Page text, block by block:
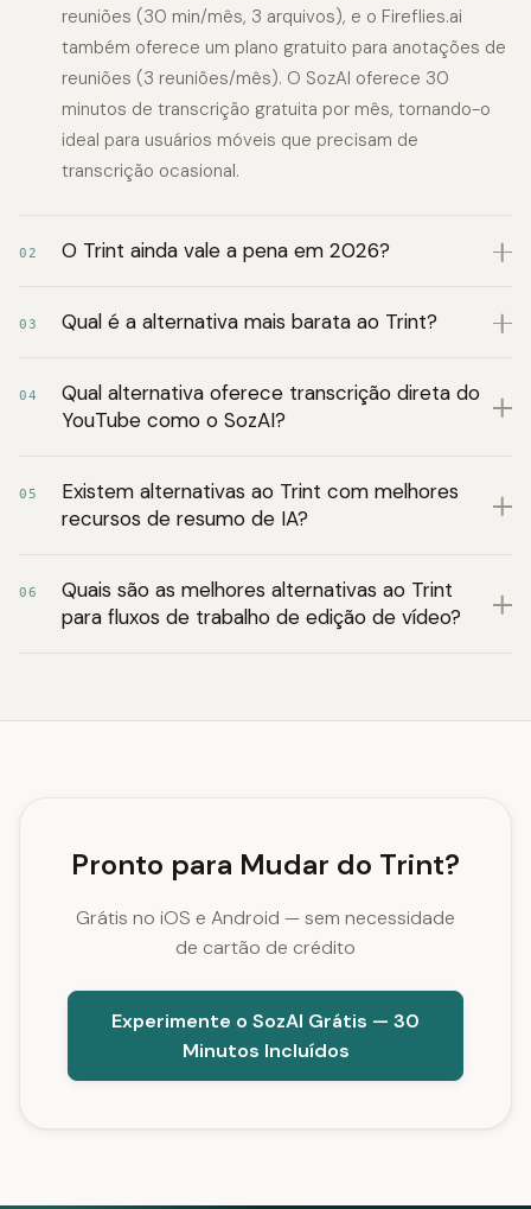
reuniões (30 min/mês, 3 arquivos), e o Fireflies.ai
também oferece um plano gratuito para anotações de
reuniões (3 reuniões/mês). O SozAI oferece 30
minutos de transcrição gratuita por mês, tornando-o
ideal para usuários móveis que precisam de
transcrição ocasional.
02 O Trint ainda vale a pena em 2026?
03 Qual é a alternativa mais barata ao Trint?
04
Qual alternativa oferece transcrição direta do
YouTube como o SozAI?
05
Existem alternativas ao Trint com melhores
recursos de resumo de IA?
06
Quais são as melhores alternativas ao Trint
para fluxos de trabalho de edição de vídeo?
Pronto para Mudar do Trint?
Grátis no iOS e Android — sem necessidade
de cartão de crédito
Experimente o SozAI Grátis — 30
Minutos Incluídos